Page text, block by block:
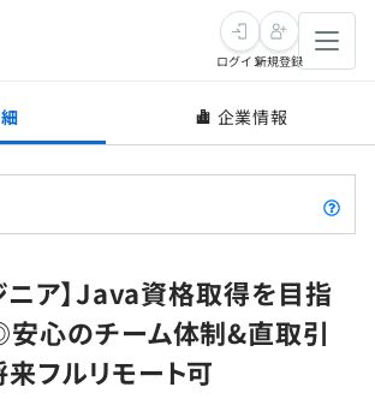
ログイン新規登録
企業情報
ニア】Java資格取得を目指
心のチーム体制&直取引
フルリモート可